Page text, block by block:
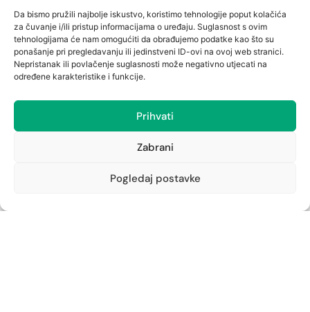
Da bismo pružili najbolje iskustvo, koristimo tehnologije poput kolačića
za čuvanje i/ili pristup informacijama o uređaju. Suglasnost s ovim
tehnologijama će nam omogućiti da obrađujemo podatke kao što su
ponašanje pri pregledavanju ili jedinstveni ID-ovi na ovoj web stranici.
Nepristanak ili povlačenje suglasnosti može negativno utjecati na
određene karakteristike i funkcije.
Prihvati
Zabrani
Pogledaj postavke
Ljekarna Jušići
Jušići 111
051/276-758
jusici@ljekarna-rijeka.hr
Ljekarna Zamet
051/210-652
zamet@ljekarna-rijeka.hr
Ljekarna Podmurvice